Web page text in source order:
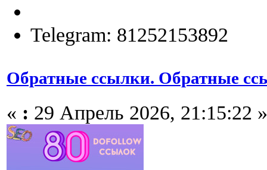
Telegram: 81252153892
Обратные ссылки. Обратные
« : 29 Апрель 2026, 21:15:22 »